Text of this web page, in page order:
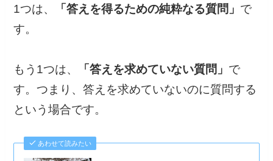
1つは、 「答えを得るための純粋なる質問」 で
す。
もう1つは、 「答えを求めていない質問」 で
す。つまり、答えを求めていないのに質問する
という場合です。
あわせて読みたい